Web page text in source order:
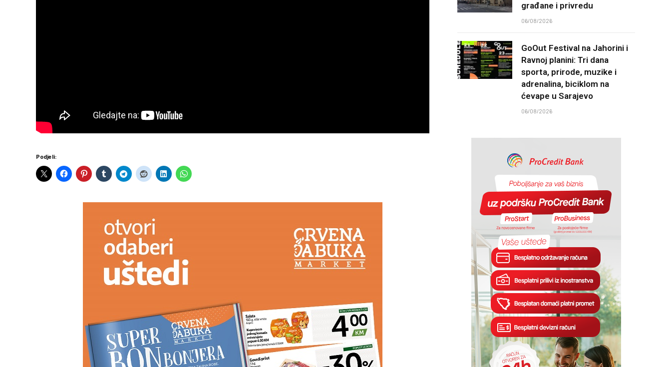
Podjeli:
građane i privredu
06/08/2026
GoOut Festival na Jahorini i
Ravnoj planini: Tri dana
sporta, prirode, muzike i
adrenalina, biciklom na
ćevape u Sarajevo
06/08/2026